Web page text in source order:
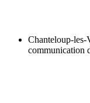
Chanteloup-les-
communication